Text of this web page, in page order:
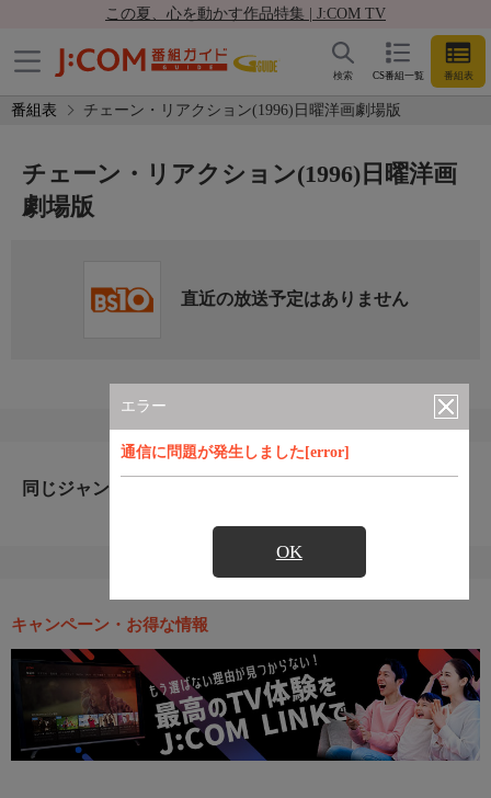
この夏、心を動かす作品特集 | J:COM TV
CS番組一覧 番組表
検索
番組表 チェーン・リアクション(1996)日曜洋画劇場版
エラー
通信に問題が発生しました[error]
OK
チェーン・リアクション(1996)日曜洋画
劇場版
直近の放送予定はありません
同じジャンルのおすすめ番組
キャンペーン・お得な情報